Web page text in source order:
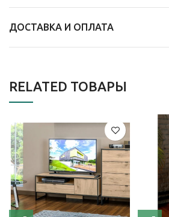
ДОСТАВКА И ОПЛАТА
RELATED ТОВАРЫ